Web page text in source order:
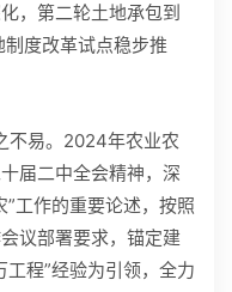
，第二轮土地承包到
度改革试点稳步推
不易。2024年农业农
届二中全会精神，深
工作的重要论述，按照
议部署要求，锚定建
程”经验为引领，全力